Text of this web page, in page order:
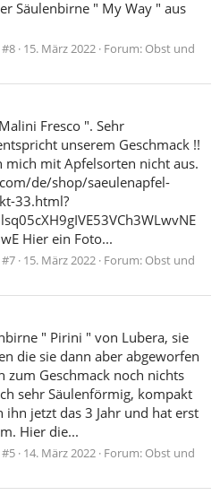
Säulenbirne " My Way " aus
15. März 2022 Forum: Obst und
Fresco ". Sehr
unserem Geschmack !!
mich mit Apfelsorten nicht aus.
de/shop/saeulenapfel-
33.html?
Hier ein Foto...
15. März 2022 Forum: Obst und
" Pirini " von Lubera, sie
die sie dann aber abgeworfen
zum Geschmack noch nichts
sehr Säulenförmig, kompakt
ihn jetzt das 3 Jahr und hat erst
Hier die...
14. März 2022 Forum: Obst und